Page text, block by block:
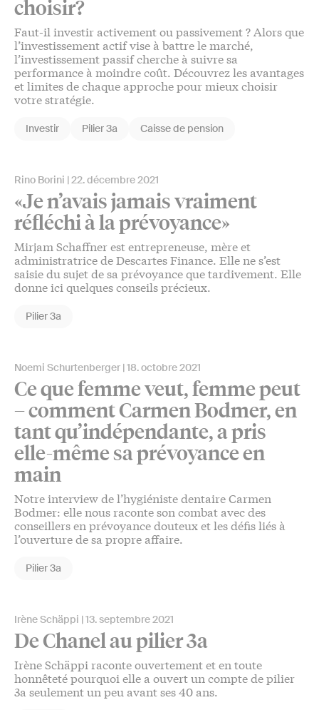
choisir?
Faut-il investir activement ou passivement ? Alors que
l’investissement actif vise à battre le marché,
l’investissement passif cherche à suivre sa
performance à moindre coût. Découvrez les avantages
et limites de chaque approche pour mieux choisir
votre stratégie.
Investir Pilier 3a Caisse de pension
Rino Borini 22. décembre 2021
«Je n’avais jamais vraiment
réfléchi à la prévoyance»
Mirjam Schaffner est entrepreneuse, mère et
administratrice de Descartes Finance. Elle ne s’est
saisie du sujet de sa prévoyance que tardivement. Elle
donne ici quelques conseils précieux.
Pilier 3a
Noemi Schurtenberger 18. octobre 2021
Ce que femme veut, femme peut
– comment Carmen Bodmer, en
tant qu’indépendante, a pris
elle-même sa prévoyance en
main
Notre interview de l’hygiéniste dentaire Carmen
Bodmer: elle nous raconte son combat avec des
conseillers en prévoyance douteux et les défis liés à
l’ouverture de sa propre affaire.
Pilier 3a
Irène Schäppi 13. septembre 2021
De Chanel au pilier 3a
Irène Schäppi raconte ouvertement et en toute
honnêteté pourquoi elle a ouvert un compte de pilier
3a seulement un peu avant ses 40 ans.